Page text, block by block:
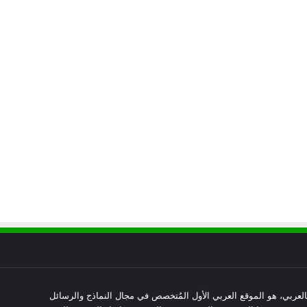
هو الموقع العربي الأول المُتخصص في مجال النماذج والرسائل